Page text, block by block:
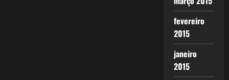
fevereiro
2015
janeiro
2015